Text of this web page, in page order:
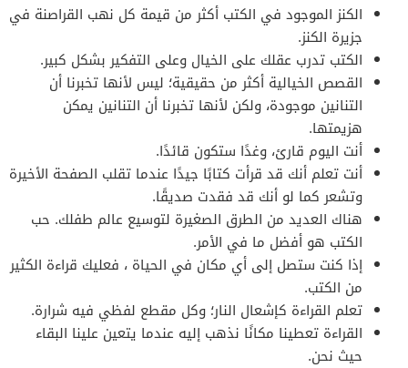
الكنز الموجود في الكتب أكثر من قيمة كل نهب القراصنة في
جزيرة الكنز.
الكتب تدرب عقلك على الخيال وعلى التفكير بشكل كبير.
القصص الخيالية أكثر من حقيقية؛ ليس لأنها تخبرنا أن
التنانين موجودة، ولكن لأنها تخبرنا أن التنانين يمكن
هزيمتها.
أنت اليوم قارئ، وغدًا ستكون قائدًا.
أنت تعلم أنك قد قرأت كتابًا جيدًا عندما تقلب الصفحة الأخيرة
وتشعر كما لو أنك قد فقدت صديقًا.
هناك العديد من الطرق الصغيرة لتوسيع عالم طفلك. حب
الكتب هو أفضل ما في الأمر.
إذا كنت ستصل إلى أي مكان في الحياة ، فعليك قراءة الكثير
من الكتب.
تعلم القراءة كإشعال النار؛ وكل مقطع لفظي فيه شرارة.
القراءة تعطينا مكانًا نذهب إليه عندما يتعين علينا البقاء
حيث نحن.